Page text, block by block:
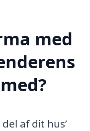
med
af dit hus’